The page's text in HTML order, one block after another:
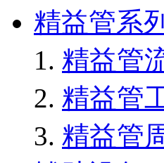
精益管系列
精益管
精益管
精益管